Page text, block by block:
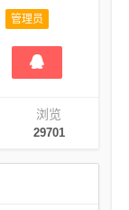
管理员
浏览
29701